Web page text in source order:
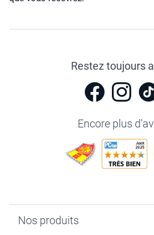
Restez toujours
Encore plus
Nos produits